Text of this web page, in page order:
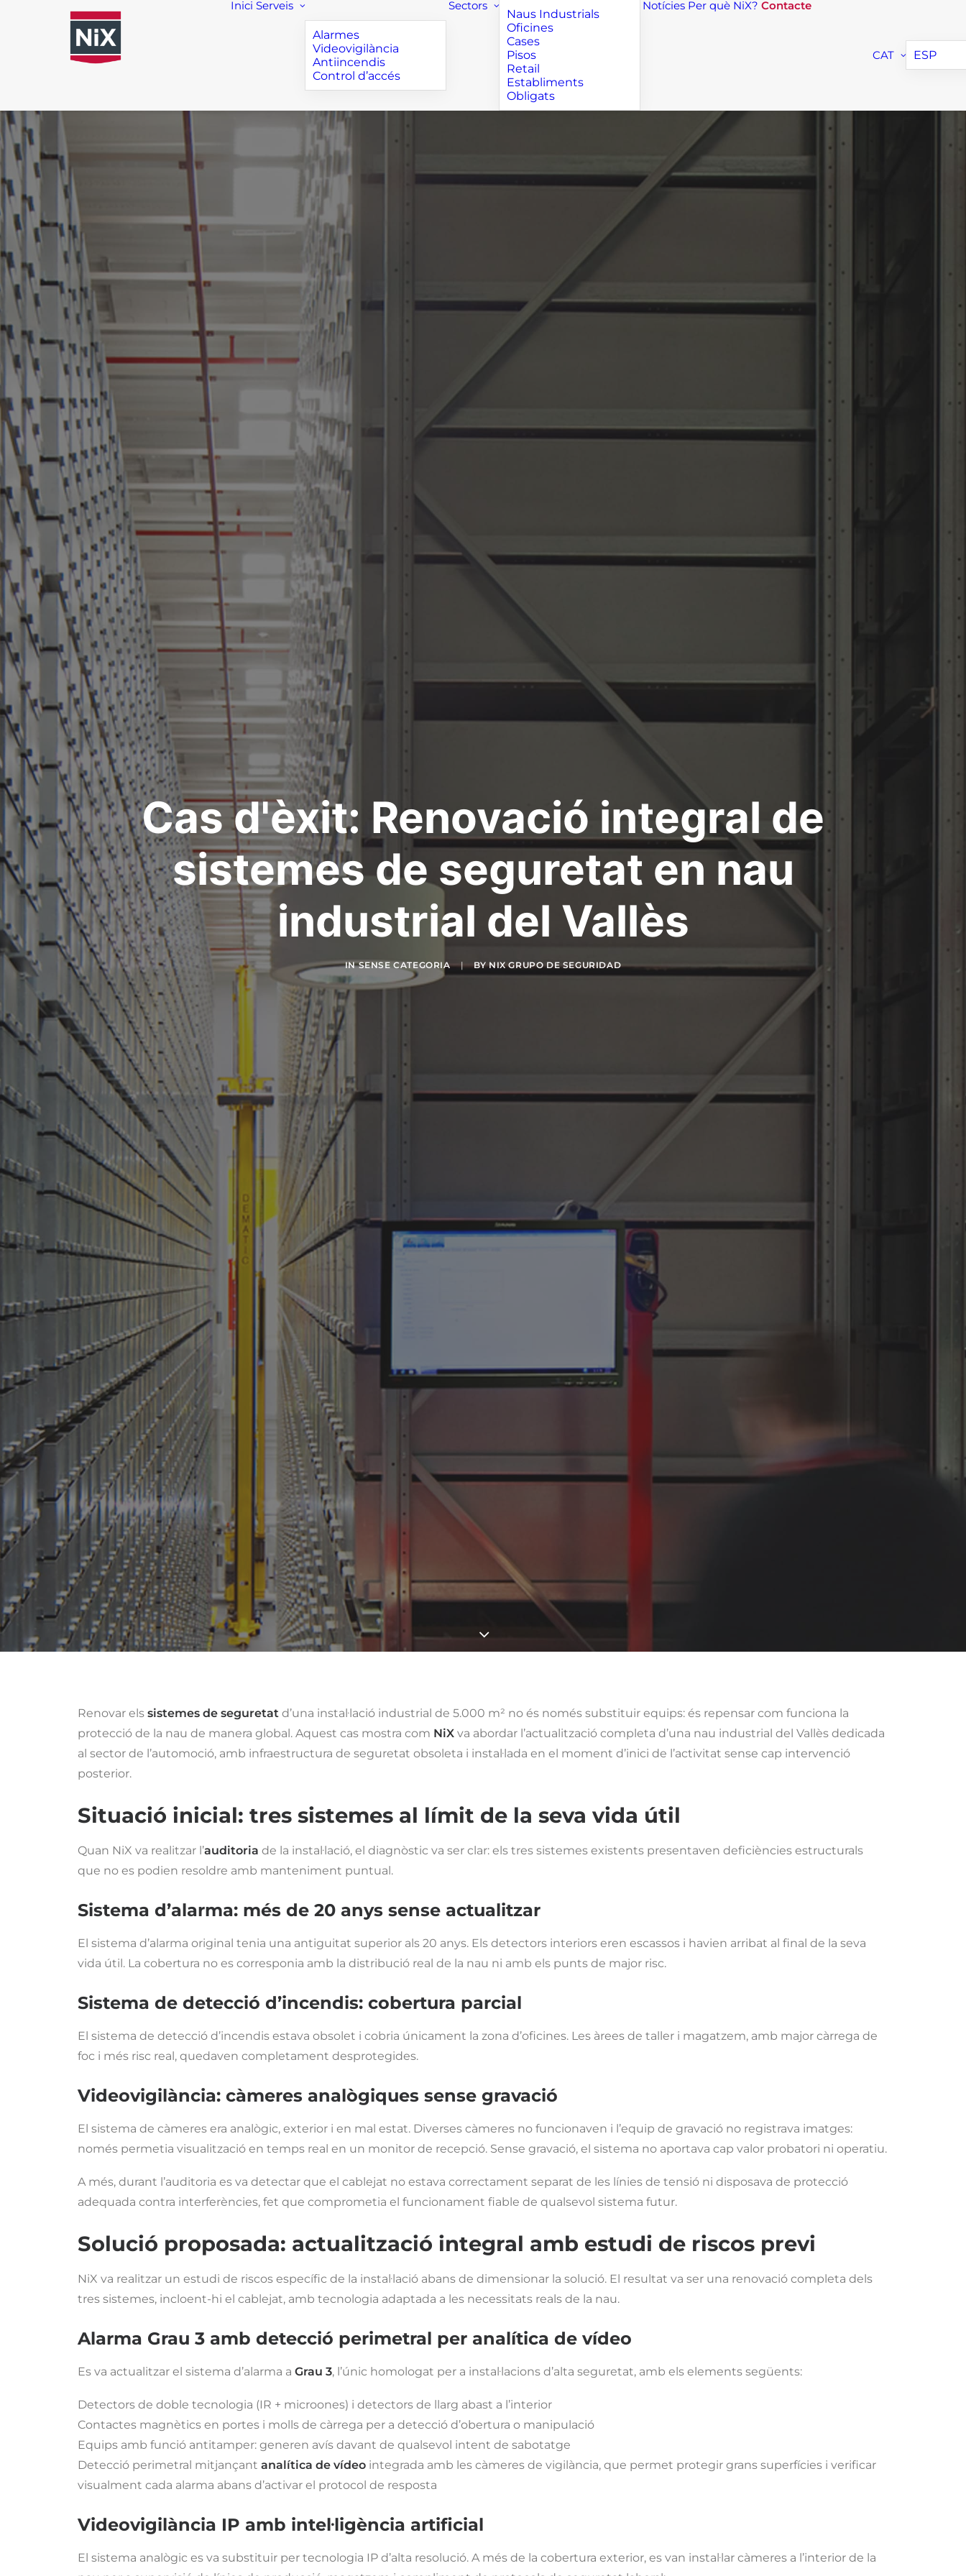
Inici Serveis
Alarmes
Videovigilància
Antiincendis
Control d’accés
Sectors
Naus Industrials
Oficines
Cases
Pisos
Retail
Establiments
Obligats
Notícies Per què NiX? Contacte
CAT ESP
Cas d'èxit: Renovació integral de
sistemes de seguretat en nau
industrial del Vallès
INSENSE CATEGORIA | BYNIX GRUPO DE SEGURIDAD
Renovar els sistemes de seguretat d’una instal·lació industrial de 5.000 m² no és només substituir equips: és repensar com funciona la
protecció de la nau de manera global. Aquest cas mostra com NiX va abordar l’actualització completa d’una nau industrial del Vallès dedicada
al sector de l’automoció, amb infraestructura de seguretat obsoleta i instal·lada en el moment d’inici de l’activitat sense cap intervenció
posterior.
Situació inicial: tres sistemes al límit de la seva vida útil
Quan NiX va realitzar l’auditoria de la instal·lació, el diagnòstic va ser clar: els tres sistemes existents presentaven deficiències estructurals
que no es podien resoldre amb manteniment puntual.
Sistema d’alarma: més de 20 anys sense actualitzar
El sistema d’alarma original tenia una antiguitat superior als 20 anys. Els detectors interiors eren escassos i havien arribat al final de la seva
vida útil. La cobertura no es corresponia amb la distribució real de la nau ni amb els punts de major risc.
Sistema de detecció d’incendis: cobertura parcial
El sistema de detecció d’incendis estava obsolet i cobria únicament la zona d’oficines. Les àrees de taller i magatzem, amb major càrrega de
foc i més risc real, quedaven completament desprotegides.
Videovigilància: càmeres analògiques sense gravació
El sistema de càmeres era analògic, exterior i en mal estat. Diverses càmeres no funcionaven i l’equip de gravació no registrava imatges:
només permetia visualització en temps real en un monitor de recepció. Sense gravació, el sistema no aportava cap valor probatori ni operatiu.
A més, durant l’auditoria es va detectar que el cablejat no estava correctament separat de les línies de tensió ni disposava de protecció
adequada contra interferències, fet que comprometia el funcionament fiable de qualsevol sistema futur.
Solució proposada: actualització integral amb estudi de riscos previ
NiX va realitzar un estudi de riscos específic de la instal·lació abans de dimensionar la solució. El resultat va ser una renovació completa dels
tres sistemes, incloent-hi el cablejat, amb tecnologia adaptada a les necessitats reals de la nau.
Alarma Grau 3 amb detecció perimetral per analítica de vídeo
Es va actualitzar el sistema d’alarma a Grau 3, l’únic homologat per a instal·lacions d’alta seguretat, amb els elements següents:
Detectors de doble tecnologia (IR + microones) i detectors de llarg abast a l’interior
Contactes magnètics en portes i molls de càrrega per a detecció d’obertura o manipulació
Equips amb funció antitamper: generen avís davant de qualsevol intent de sabotatge
Detecció perimetral mitjançant analítica de vídeo integrada amb les càmeres de vigilància, que permet protegir grans superfícies i verificar
visualment cada alarma abans d’activar el protocol de resposta
Videovigilància IP amb intel·ligència artificial
El sistema analògic es va substituir per tecnologia IP d’alta resolució. A més de la cobertura exterior, es van instal·lar càmeres a l’interior de la